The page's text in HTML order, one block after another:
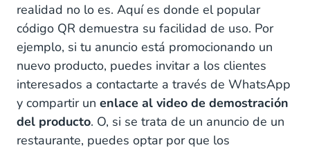
realidad no lo es. Aquí es donde el popular
código QR demuestra su facilidad de uso. Por
ejemplo, si tu anuncio está promocionando un
nuevo producto, puedes invitar a los clientes
interesados a contactarte a través de WhatsApp
y compartir un enlace al video de demostración
del producto. O, si se trata de un anuncio de un
restaurante, puedes optar por que los